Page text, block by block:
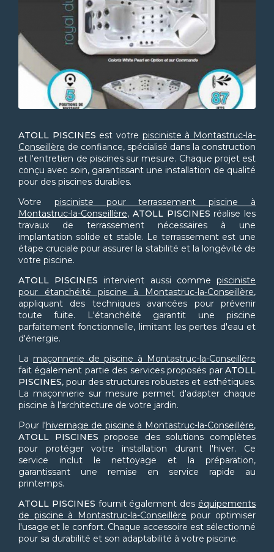
ATOLL PISCINES est votre pisciniste à Montastruc-la-
Conseillère de confiance, spécialisé dans la construction
et l'entretien de piscines sur mesure. Chaque projet est
conçu avec soin, garantissant une installation de qualité
pour des piscines durables.
Votre pisciniste pour terrassement piscine à
Montastruc-la-Conseillère, ATOLL PISCINES réalise les
travaux de terrassement nécessaires à une
implantation solide et stable. Le terrassement est une
étape cruciale pour assurer la stabilité et la longévité de
votre piscine.
ATOLL PISCINES intervient aussi commepisciniste
pour étanchéité piscine à Montastruc-la-Conseillère,
appliquant des techniques avancées pour prévenir
toute fuite. L'étanchéité garantit une piscine
parfaitement fonctionnelle, limitant les pertes d'eau et
d'énergie.
La maçonnerie de piscine à Montastruc-la-Conseillère
fait également partie des services proposés par ATOLL
PISCINES, pour des structures robustes et esthétiques.
La maçonnerie sur mesure permet d'adapter chaque
piscine à l'architecture de votre jardin.
Pour l'hivernage de piscine à Montastruc-la-Conseillère,
ATOLL PISCINES propose des solutions complètes
pour protéger votre installation durant l'hiver. Ce
service inclut le nettoyage et la préparation,
garantissant une remise en service rapide au
printemps.
ATOLL PISCINES fournit également des équipements
de piscine à Montastruc-la-Conseillère pour optimiser
l'usage et le confort. Chaque accessoire est sélectionné
pour sa durabilité et son adaptabilité à votre piscine.